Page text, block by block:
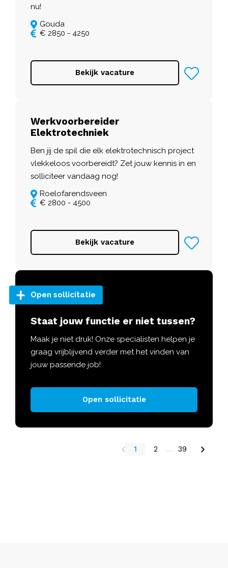
nu!
Gouda
€ 2850 - 4250
Bekijk vacature
Werkvoorbereider
Elektrotechniek
Ben jij de spil die elk elektrotechnisch project
vlekkeloos voorbereidt? Zet jouw kennis in en
solliciteer vandaag nog!
Roelofarendsveen
€ 2800 - 4500
Bekijk vacature
Open sollicitatie
Staat jouw functie er niet tussen?
Maak je niet druk! Onze specialisten helpen je
graag vrijblijvend verder met het vinden van
jouw passende job!
Open sollicitatie
1 2 ... 39